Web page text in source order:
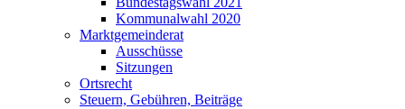
Kommunalwahl 2020
Marktgemeinderat
Ausschüsse
Sitzungen
Ortsrecht
Steuern, Gebühren, Beiträge